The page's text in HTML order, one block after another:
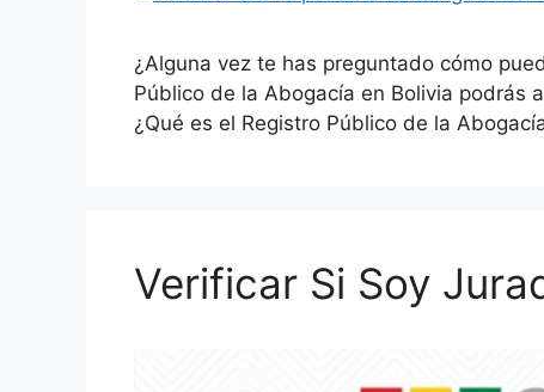
¿Alguna vez te has preguntado cómo
Público de la Abogacía en Bolivia podrás
¿Qué es el Registro Público de la
Verificar Si Soy